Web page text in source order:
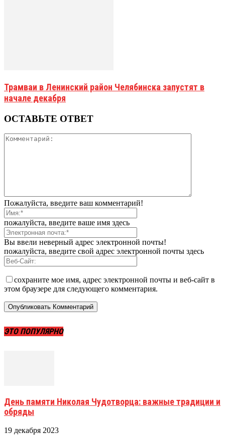
Трамваи в Ленинский район Челябинска запустят в
начале декабря
ОСТАВЬТЕ ОТВЕТ
Пожалуйста, введите ваш комментарий!
пожалуйста, введите ваше имя здесь
Вы ввели неверный адрес электронной почты!
пожалуйста, введите свой адрес электронной почты здесь
сохраните мое имя, адрес электронной почты и веб-сайт в
этом браузере для следующего комментария.
ЭТО ПОПУЛЯРНО
День памяти Николая Чудотворца: важные традиции и
обряды
19 декабря 2023